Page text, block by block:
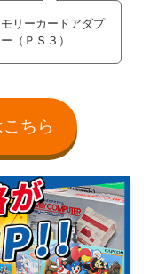
モリーカードアダプ
（ＰＳ３）
ちら